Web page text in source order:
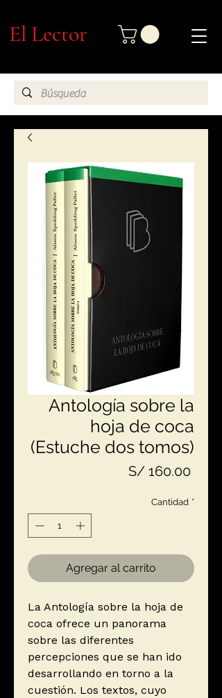
El Lector
Antología sobre la
hoja de coca
(Estuche dos tomos)
S/ 160.00Precio
Cantidad *
Agregar al carrito
La Antología sobre la hoja de
coca ofrece un panorama
sobre las diferentes
percepciones que se han ido
desarrollando en torno a la
cuestión. Los textos, cuyo